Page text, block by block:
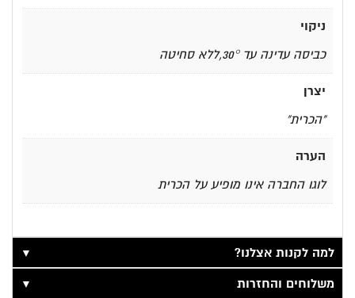
ניקוי
כביסה עדינה עד 30°,ללא סחיטה
יצרן
"הכרית"
הערה
לוגו החברה אינו מופיע על הכרית
למה לקנות אצלנו?
▼
משלוחים והחזרות
▼